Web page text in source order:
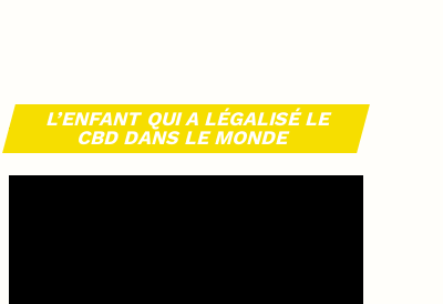
L’ENFANT QUI A LÉGALISÉ LE
CBD DANS LE MONDE